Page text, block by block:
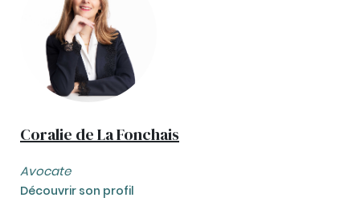
Coralie de La Fonchais
Avocate
Découvrir son profil